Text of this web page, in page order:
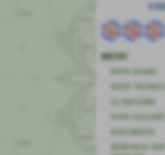
MENU
DOVE SIAMO
STAFF TECNICO
LE SQUADRE
FOTO GALLERY
DOCUMENTI
DENUNCIA